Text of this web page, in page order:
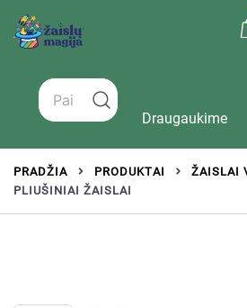
Draugaukime
PRADŽIA PRODUKTAI
ŽAISLAI
PLIUŠINIAI ŽAISLAI